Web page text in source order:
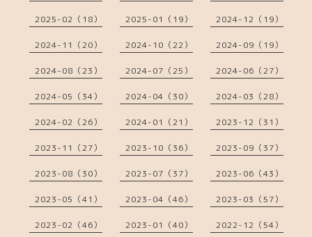
2025-02（18） 2025-01（19） 2024-12（19）
2024-11（20） 2024-10（22） 2024-09（19）
2024-08（23） 2024-07（25） 2024-06（27）
2024-05（34） 2024-04（30） 2024-03（28）
2024-02（26） 2024-01（21） 2023-12（31）
2023-11（27） 2023-10（36） 2023-09（37）
2023-08（30） 2023-07（37） 2023-06（43）
2023-05（41） 2023-04（46） 2023-03（57）
2023-02（46） 2023-01（40） 2022-12（54）